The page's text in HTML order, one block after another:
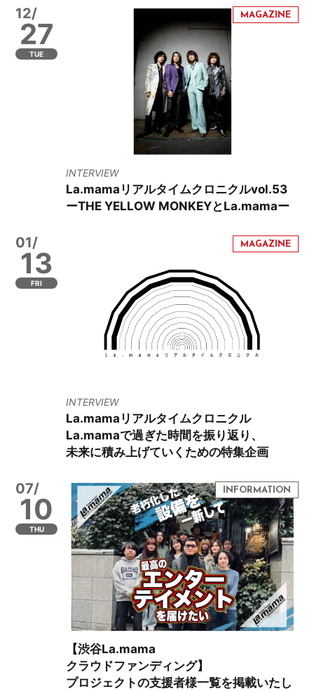
12/
27
TUE
INTERVIEW
La.mamaリアルタイムクロニクルvol.53
ーTHE YELLOW MONKEYとLa.mamaー
01/
13
FRI
INTERVIEW
La.mamaリアルタイムクロニクル
La.mamaで過ぎた時間を振り返り、
未来に積み上げていくための特集企画
07/
10
THU
【渋谷La.mama
クラウドファンディング】
プロジェクトの支援者様一覧を掲載いたし